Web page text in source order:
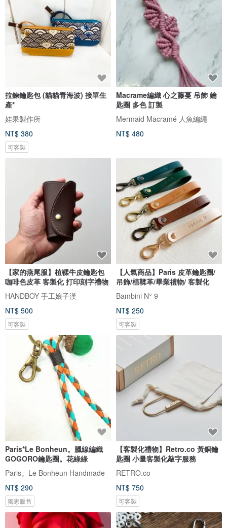
拉鍊鑰匙包 (貓貓青海波) 接單生
產*
娃果製作所
NT$ 380
可客製
Macrame編織 心之藤蔓 吊飾 鑰
匙圈 多色 訂製
Mermaid Macramé 人魚編繩
NT$ 480
【家的燕尾服】植鞣牛皮鑰匙包
咖啡色皮革 客製化 打印刻字禮物
HANDBOY 手工娘子漢
NT$ 500
可客製
【人氣商品】Paris 皮革鑰匙圈/
吊飾/植鞣革/畢業禮物/ 客製化
Bambini N° 9
NT$ 250
可客製
Paris*Le Bonheun。臘線編織
GOGORO鑰匙圈。花綠綠
Paris。Le Bonheun Handmade
NT$ 290
獨家販售
【客製化禮物】Retro.co 黃銅鑰
匙圈 小量客製化敲字服務
RETRO.co
NT$ 750
可客製